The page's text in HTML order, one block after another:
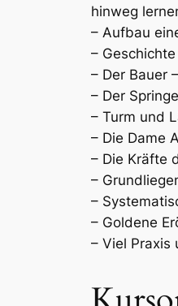
hinweg
– Aufbau
–
– Der Bauer
– Der
– Turm und
– Die Dame
– Die Kräfte
–
–
– Goldene
– Viel Praxis